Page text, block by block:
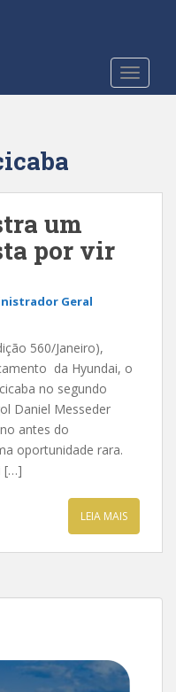
um
por vir
Geral
560/Janeiro),
da Hyundai, o
no segundo
Daniel Messeder
antes do
oportunidade rara.
[…]
LEIA MAIS